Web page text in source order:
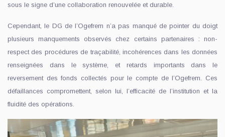
sous le signe d’une collaboration renouvelée et durable.
Cependant, le DG de l’Ogefrem n’a pas manqué de pointer du doigt
plusieurs manquements observés chez certains partenaires : non-
respect des procédures de traçabilité, incohérences dans les données
renseignées dans le système, et retards importants dans le
reversement des fonds collectés pour le compte de l’Ogefrem. Ces
défaillances compromettent, selon lui, l’efficacité de l’institution et la
fluidité des opérations.